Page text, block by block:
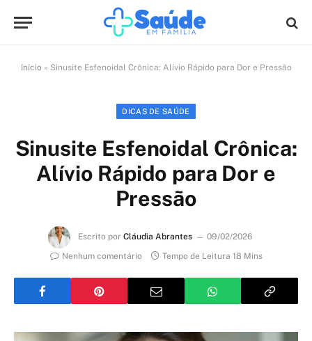
Início » Sinusite Esfenoidal Crônica: Alívio Rápido para Dor e Pressão
DICAS DE SAÚDE
Sinusite Esfenoidal Crônica:
Alívio Rápido para Dor e
Pressão
Escrito por Cláudia Abrantes
09/02/2026
Nenhum comentário
Tempo de Leitura 18 Mins